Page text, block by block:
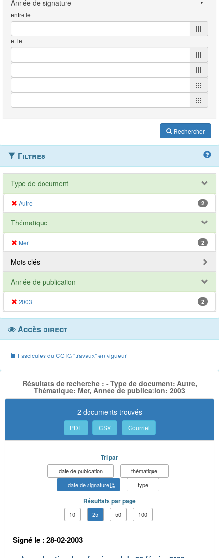
entre le
et le
Rechercher
Filtres
Type de document
Autre 2
Thématique
Mer 2
Mots clés
Année de publication
2003 2
Accès direct
Fascicules du CCTG "travaux" en vigueur
Résultats de recherche : - Type de document: Autre,
Thématique: Mer, Année de publication: 2003
2 documents trouvés
PDF CSV Courriel
Tri par
date de publication
thématique
date de signature
type
Résultats par page
10 25 50 100
Signé le : 28-02-2003